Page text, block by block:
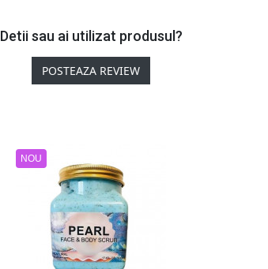
Detii sau ai utilizat produsul?
POSTEAZA REVIEW
NOU